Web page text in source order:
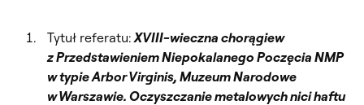
Tytuł referatu: XVIII-wieczna chorągiew
z Przedstawieniem Niepokalanego Poczęcia NMP
w typie Arbor Virginis, Muzeum Narodowe
w Warszawie. Oczyszczanie metalowych nici haftu